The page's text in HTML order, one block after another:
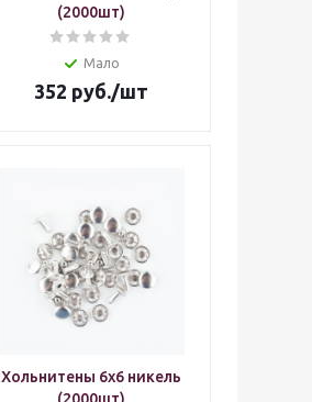
(2000шт)
Мало
352 руб./шт
Хольнитены 6х6 никель